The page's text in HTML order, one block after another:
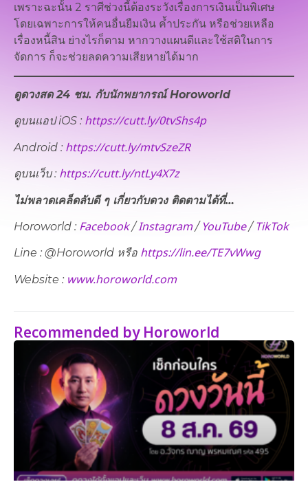
เพราะฉะนั้น 2 ราศีช่วงนี้ต้องระวังเรื่องการเงินเป็นพิเศษ
โดยเฉพาะการให้คนอื่นยืมเงิน ค้ำประกัน หรือช่วยเหลือ
เรื่องหนี้สิน ย่างไรก็ตาม หากวางแผนดีและใช้สติในการ
จัดการ ก็จะช่วยลดความเสียหายได้มาก
ดูดวงสด 24 ชม. กับนักพยากรณ์ Horoworld
ดูบนแอป iOS : https://cutt.ly/0tvShs4p
Android : https://cutt.ly/mtvSzeZR
ดูบนเว็บ​ : https://cutt.ly/ntLy4X7z
ไม่พลาดเคล็ดลับดี ๆ เกี่ยวกับดวง ติดตามได้ที่…
Horoworld : Facebook/Instagram/ YouTube/ TikTok
Line : @Horoworld หรือ https://lin.ee/TE7vWwg
Website : www.horoworld.com
Recommended by Horoworld